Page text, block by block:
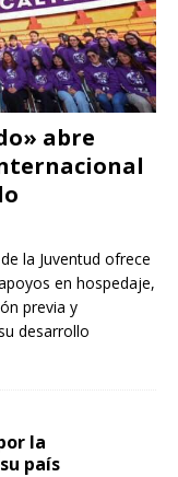
abre
la Juventud ofrece
en hospedaje,
previa y
desarrollo
la
país